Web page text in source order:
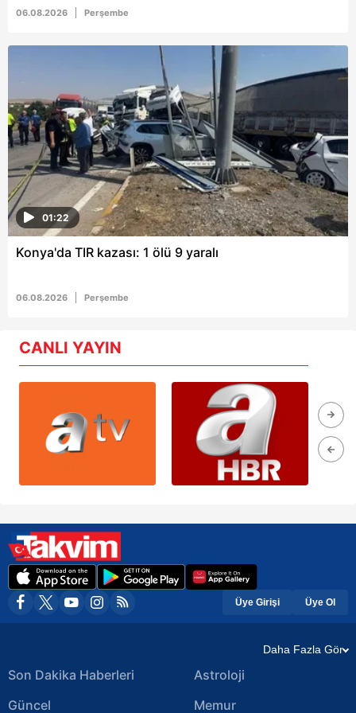
06.08.2026 Perşembe
01:22
Konya'da TIR kazası: 1 ölü 9 yaralı
06.08.2026 Perşembe
CANLI YAYIN
Üye Girişi Üye Ol
Daha Fazla Gör
Son Dakika Haberleri
Güncel
Astroloji
Memur